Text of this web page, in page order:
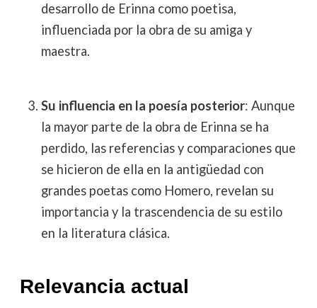
desarrollo de Erinna como poetisa,
influenciada por la obra de su amiga y
maestra.
Su influencia en la poesía posterior: Aunque
la mayor parte de la obra de Erinna se ha
perdido, las referencias y comparaciones que
se hicieron de ella en la antigüedad con
grandes poetas como Homero, revelan su
importancia y la trascendencia de su estilo
en la literatura clásica.
Relevancia actual